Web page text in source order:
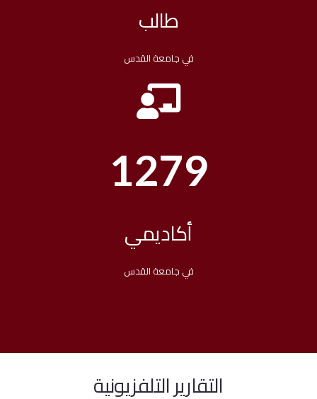
طالب
في جامعة القدس
1279
أكاديمي
في جامعة القدس
التقارير التلفزيونية